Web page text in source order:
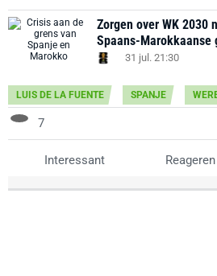
Zorgen over WK 2030
Spaans-Marokkaanse
31 jul. 21:30
LUIS DE LA FUENTE SPANJE
7
Interessant Reageren